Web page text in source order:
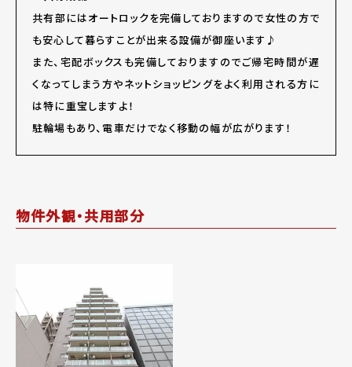
共有部にはオートロックを完備しておりますので女性の方で
も安心して暮らすことが出来る設備が御座います♪
また、宅配ボックスも完備しておりますのでご帰宅時間が遅
くなってしまう方やネットショッピングをよく利用される方に
は特に重宝しますよ！
駐輪場もあり、電車だけでなく移動の幅が広がります！
物件外観・共用部分